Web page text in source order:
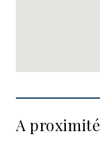
A proximité